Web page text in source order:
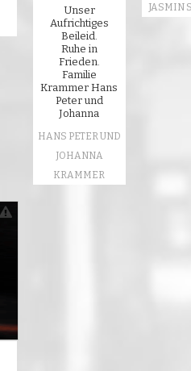
Unser
Aufrichtiges
Beileid.
Ruhe in
Frieden.
Familie
Krammer Hans
Peter und
Johanna
HANS PETER UND
JOHANNA
KRAMMER
JASMIN